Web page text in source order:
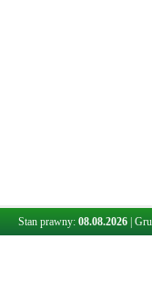
Stan prawny: 08.08.2026